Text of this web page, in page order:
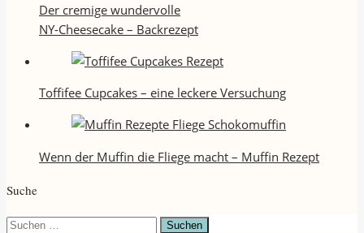
Der cremige wundervolle
NY-Cheesecake – Backrezept
Toffifee Cupcakes – eine leckere Versuchung
Wenn der Muffin die Fliege macht – Muffin Rezept
Suche
Suchen